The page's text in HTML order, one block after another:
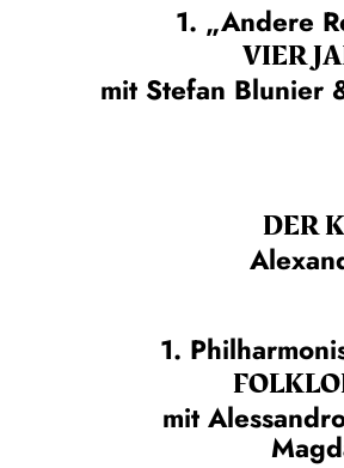
1. „Andere
VIER
mit Stefan Blunier
DER
1.
mit